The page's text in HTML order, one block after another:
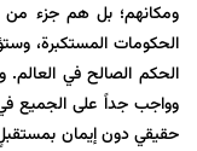
ومكانهم؛ بل هم جزء
الحكومات المستكبرة،
الحكم الصالح في العالم.
وواجب جداً على الجميع
حقيقي دون إيمان